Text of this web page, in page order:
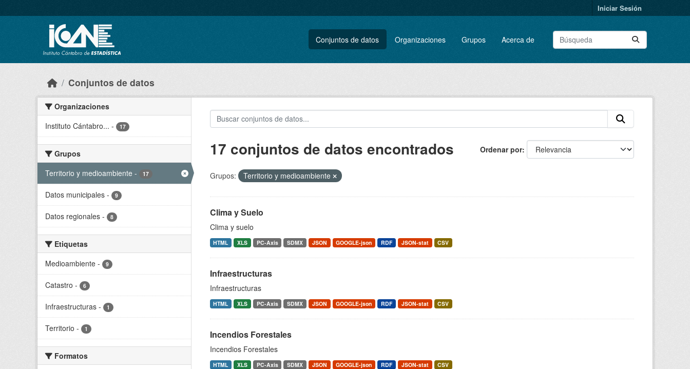
Iniciar Sesión
Conjuntos de datos Organizaciones Grupos Acerca de
Conjuntos de datos
Organizaciones
Instituto Cántabro... - 17
Grupos
Territorio y medioambiente - 17
Datos municipales - 9
Datos regionales - 8
Etiquetas
Medioambiente - 9
Catastro - 6
Infraestructuras - 1
Territorio - 1
Formatos
Ordenar por
17 conjuntos de datos encontrados
Grupos: Territorio y medioambiente
Clima y Suelo
Clima y suelo
HTML XLS PC-Axis SDMX JSON GOOGLE-json RDF JSON-stat CSV
Infraestructuras
Infraestructuras
HTML XLS PC-Axis SDMX JSON GOOGLE-json RDF JSON-stat CSV
Incendios Forestales
Incendios Forestales
HTML XLS PC-Axis SDMX JSON GOOGLE-json RDF JSON-stat CSV